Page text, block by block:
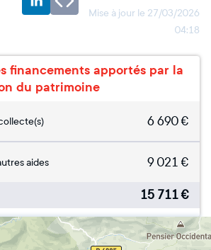
Mise à jour le 27/03/2026
04:18
financements apportés par la
du patrimoine
6 690€
aides 9 021 €
15 711€